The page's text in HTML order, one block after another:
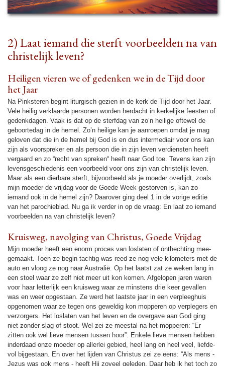
2) Laat iemand die sterft voor­beel­den na van
chris­te­lijk leven?
Heiligen vieren we of gedenken we in de Tijd door
het Jaar
Na Pink­ste­ren begint litur­gisch gezien in de kerk de Tijd door het Jaar.
Vele heilig verklaarde personen wor­den her­dacht in ker­ke­lijke feesten of
gedenk­da­gen. Vaak is dat op de sterf­dag van zo’n heilige oftewel de
geboorte­dag in de hemel. Zo’n heilige kan je aan­roe­pen omdat je mag
geloven dat die in de hemel bij God is en dus in­ter­me­diair voor ons kan
zijn als voor­spre­ker en als persoon die in zijn leven ver­diensten heeft
ver­gaard en zo “recht van spreken“ heeft naar God toe. Tevens kan zijn
levensge­schie­de­nis een voor­beeld voor ons zijn van chris­te­lijk leven.
Maar als een dier­ba­re sterft, bij­voor­beeld als je moe­der overlijdt, zoals
mijn moe­der de vrij­dag voor de Goede Week gestorven is, kan zo
iemand ook in de hemel zijn? Daarover ging deel 1 in de vorige editie
van het pa­ro­chie­blad. Nu ga ik ver­der in op de vraag: En laat zo iemand
voor­beel­den na van chris­te­lijk leven?
Kruis­weg, navol­ging van Christus, Goede Vrij­dag
Mijn moe­der heeft een enorm proces van loslaten of onthech­ting mee­
ge­maakt. Toen ze begin tach­tig was reed ze nog vele kilo­me­ters met de
auto en vloog ze nog naar Australië. Op het laatst zat ze weken lang in
een stoel waar ze zelf niet meer uit kon komen. Afgelopen jaren waren
voor haar let­ter­lijk een kruis­weg waar ze minstens drie keer gevallen
was en weer opgestaan. Ze werd het laatste jaar in een ver­pleeg­huis
opgeno­men waar ze tegen ons gewel­dig kon mopperen op verple­gers en
ver­zor­gers. Het loslaten van het leven en de overgave aan God ging
niet zon­der slag of stoot. Wel zei ze meestal na het mopperen: “Er
zitten ook wel lieve mensen tussen hoor”. Enkele lieve mensen hebben
inder­daad onze moe­der op allerlei gebied, heel lang en heel veel, liefde­
vol bijgestaan. En over het lij­den van Christus zei ze eens: “Als mens -
Jezus was ook mens - heeft Hij zoveel gele­den. Daar heb ik het toch zo